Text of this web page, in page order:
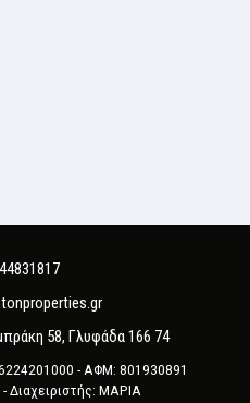
58, Γλυφάδα 166 74
- ΑΦΜ: 801930891
Διαχειριστής: ΜΑΡΙΑ